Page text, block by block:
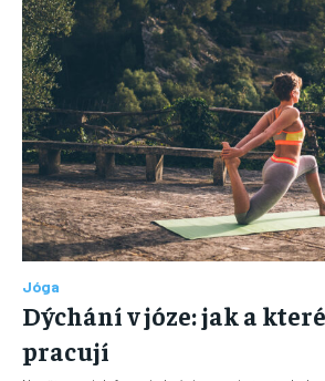
Jóga
Dýchání v józe: jak a
pracují